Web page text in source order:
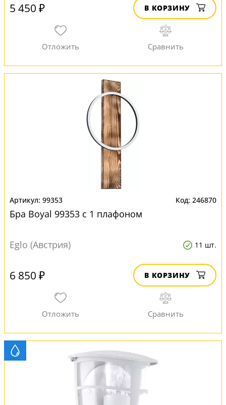
5 450 ₽ В КОРЗИНУ
99353 246870
Бра Boyal 99353 с 1 плафоном
Eglo (Австрия) 11 шт.
6 850 ₽ В КОРЗИНУ